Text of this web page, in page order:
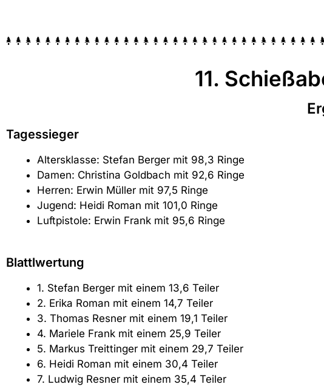
11.
Tagessieger
Altersklasse: Stefan Berger mit 98,3 Ringe
Damen: Christina Goldbach mit 92,6 Ringe
Herren: Erwin Müller mit 97,5 Ringe
Jugend: Heidi Roman mit 101,0 Ringe
Luftpistole: Erwin Frank mit 95,6 Ringe
Blattlwertung
1. Stefan Berger mit einem 13,6 Teiler
2. Erika Roman mit einem 14,7 Teiler
3. Thomas Resner mit einem 19,1 Teiler
4. Mariele Frank mit einem 25,9 Teiler
5. Markus Treittinger mit einem 29,7 Teiler
6. Heidi Roman mit einem 30,4 Teiler
7. Ludwig Resner mit einem 35,4 Teiler